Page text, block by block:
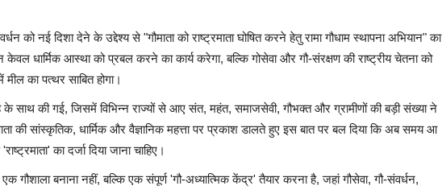
को नई दिशा देने के उद्देश्य से "गौमाता को राष्ट्रमाता घोषित करने हेतु रामा गौधाम स्थापना अभियान" का
धार्मिक आस्था को प्रबल करने का कार्य करेगा, बल्कि गोसेवा और गौ-संरक्षण की राष्ट्रीय चेतना को
का पत्थर साबित होगा।
साथ की गई, जिसमें विभिन्न राज्यों से आए संत, महंत, समाजसेवी, गौभक्त और ग्रामीणों की बड़ी संख्या ने
की सांस्कृतिक, धार्मिक और वैज्ञानिक महत्ता पर प्रकाश डालते हुए इस बात पर बल दिया कि अब समय आ
का दर्जा दिया जाना चाहिए।
एक गौशाला बनाना नहीं, बल्कि एक संपूर्ण 'गौ-अध्यात्मिक केंद्र' तैयार करना है, जहां गौसेवा, गौ-संवर्धन,